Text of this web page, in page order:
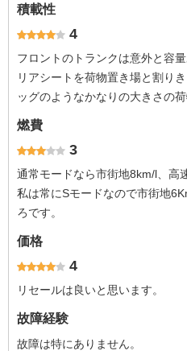
積載性
4
フロントのトランクは意外と容量
リアシートを荷物置き場と割り
ッグのようなかなりの大きさの荷
燃費
3
通常モードなら市街地8km/l、高
私は常にSモードなので市街地
ろです。
価格
4
リセールは良いと思います。
故障経験
故障は特にありません。